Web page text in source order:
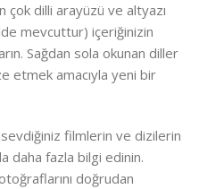
çok dilli arayüzü ve altyazı
mevcuttur) içeriğinizin
Sağdan sola okunan diller
etmek amacıyla yeni bir
filmlerin ve dizilerin
daha fazla bilgi edinin.
doğrudan